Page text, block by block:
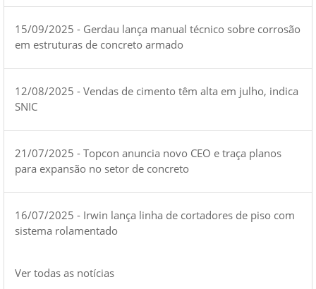
15/09/2025 - Gerdau lança manual técnico sobre corrosão
em estruturas de concreto armado
12/08/2025 - Vendas de cimento têm alta em julho, indica
SNIC
21/07/2025 - Topcon anuncia novo CEO e traça planos
para expansão no setor de concreto
16/07/2025 - Irwin lança linha de cortadores de piso com
sistema rolamentado
Ver todas as notícias